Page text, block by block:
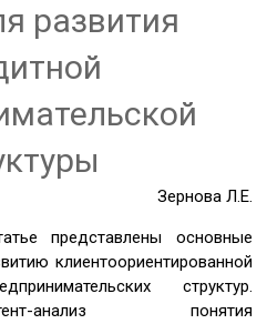
развития
Зернова Л.Е.
представлены основные
клиентоориентированной
структур.
анализ понятия